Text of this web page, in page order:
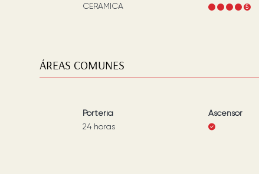
CERAMICA
4 5
ÁREAS COMUNES
Portería
24 horas
Ascensor